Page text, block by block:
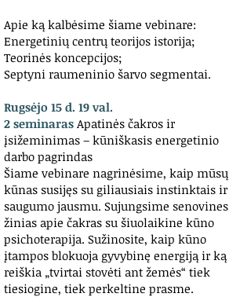
Apie ką kalbėsime šiame vebinare:
Energetinių centrų teorijos istorija;
Teorinės koncepcijos;
Septyni raumeninio šarvo segmentai.
Rugsėjo 15 d. 19 val.
2 seminaras Apatinės čakros ir
įsižeminimas – kūniškasis energetinio
darbo pagrindas
Šiame vebinare nagrinėsime, kaip mūsų
kūnas susijęs su giliausiais instinktais ir
saugumo jausmu. Sujungsime senovines
žinias apie čakras su šiuolaikine kūno
psichoterapija. Sužinosite, kaip kūno
įtampos blokuoja gyvybinę energiją ir ką
reiškia „tvirtai stovėti ant žemės“ tiek
tiesiogine, tiek perkeltine prasme.